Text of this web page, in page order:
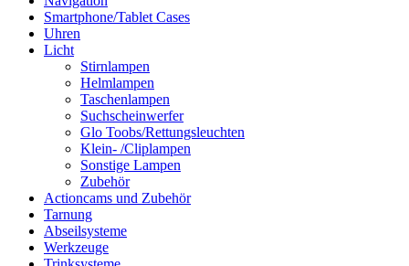
Smartphone/Tablet Cases
Uhren
Licht
Stirnlampen
Helmlampen
Taschenlampen
Suchscheinwerfer
Glo Toobs/Rettungsleuchten
Klein- /Cliplampen
Sonstige Lampen
Zubehör
Actioncams und Zubehör
Tarnung
Abseilsysteme
Werkzeuge